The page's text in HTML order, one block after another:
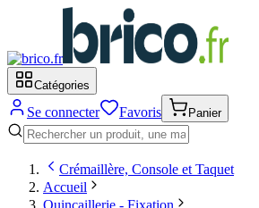
Catégories
Se connecter Favoris Panier
Crémaillère, Console et Taquet
Accueil
Quincaillerie - Fixation